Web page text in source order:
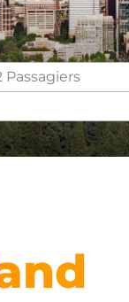
Passagiers